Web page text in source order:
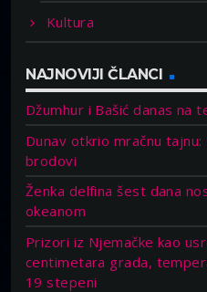
Kultura
NAJNOVIJI ČLANCI
Džumhur i Bašić danas na
Dunav otkrio mračnu
brodovi
Ženka delfina šest dana
okeanom
Prizori iz Njemačke kao
centimetara grada,
19 stepeni